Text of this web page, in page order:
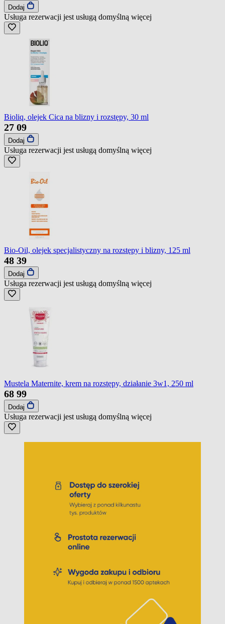
Dodaj
Usługa rezerwacji jest usługą domyślną więcej
Bioliq, olejek Cica na blizny i rozstępy, 30 ml
27 09
Dodaj
Usługa rezerwacji jest usługą domyślną więcej
Bio-Oil, olejek specjalistyczny na rozstępy i blizny, 125 ml
48 39
Dodaj
Usługa rezerwacji jest usługą domyślną więcej
Mustela Maternite, krem na rozstępy, działanie 3w1, 250 ml
68 99
Dodaj
Usługa rezerwacji jest usługą domyślną więcej